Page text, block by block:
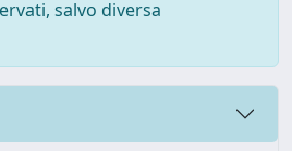
salvo diversa